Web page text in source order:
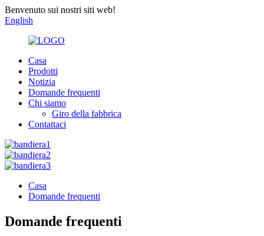
Benvenuto sui nostri siti web!
English
Casa
Prodotti
Notizia
Domande frequenti
Chi siamo
Giro della fabbrica
Contattaci
Casa
Domande frequenti
Domande frequenti